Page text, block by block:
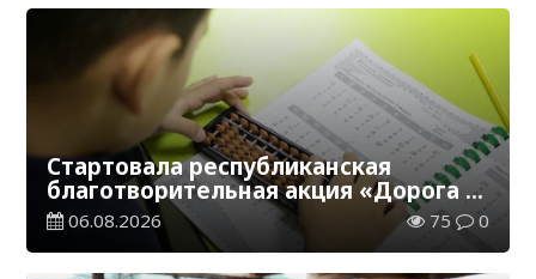
Стартовала республиканская
благотворительная акция «Дорога в
школу»
06.08.2026 75 0